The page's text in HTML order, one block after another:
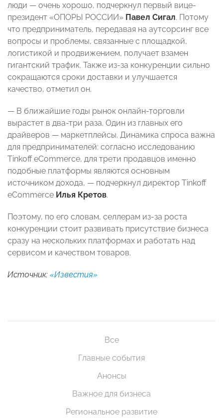
люди — очень хорошо, подчеркнул первый вице-
президент «ОПОРЫ РОССИИ» Павел Сигал. Потому
что предприниматель, передавая на аутсорсинг все
вопросы и проблемы, связанные с площадкой,
логистикой и продвижением, получает взамен
гигантский трафик. Также из-за конкуренции сильно
сокращаются сроки доставки и улучшается
качество, отметил он.
— В ближайшие годы рынок онлайн-торговли
вырастет в два-три раза. Один из главных его
драйверов — маркетплейсы. Динамика спроса важна
для предпринимателей: согласно исследованию
Tinkoff eCommerce, для трети продавцов именно
подобные платформы являются основным
источником дохода, — подчеркнул директор Tinkoff
eCommerce Илья Кретов.
Поэтому, по его словам, селлерам из-за роста
конкуренции стоит развивать присутствие бизнеса
сразу на нескольких платформах и работать над
сервисом и качеством товаров.
Источник: «Известия»
Все
Главные события
Анонсы
Важное для бизнеса
Региональное развитие